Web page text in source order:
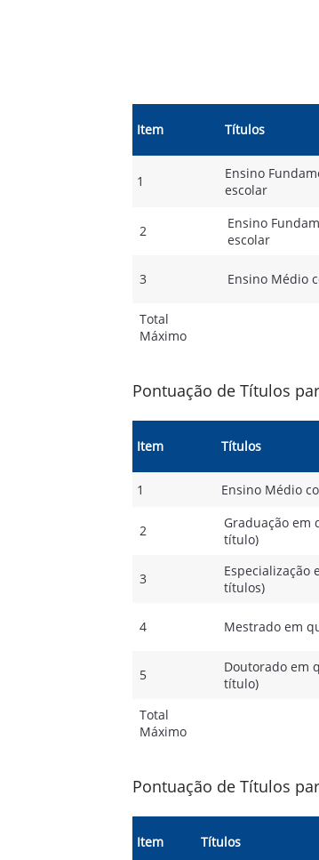
Item Títulos
1
Ensino
escolar
2
Ensino
escolar
3 Ensino Médio
Total
Máximo
Pontuação de Títulos
Item Títulos
1 Ensino Médio
2
Graduação em
título)
3
Especialização
títulos)
4 Mestrado em
5
Doutorado em
título)
Total
Máximo
Pontuação de Títulos
Item Títulos